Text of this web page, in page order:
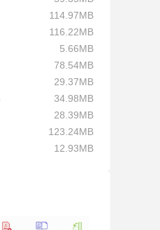
114.97MB
116.22MB
5.66MB
78.54MB
29.37MB
34.98MB
28.39MB
123.24MB
12.93MB